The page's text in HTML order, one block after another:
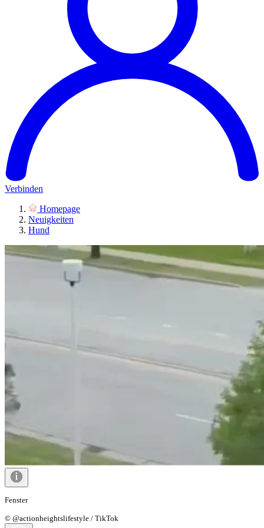
Verbinden
Homepage
Neuigkeiten
Hund
Fenster
© @actionheightslifestyle / TikTok